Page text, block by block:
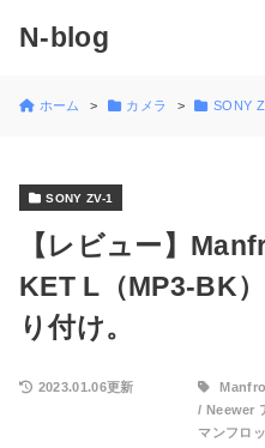
N-blog
ホーム カメラ SONY
SONY ZV-1
【レビュー】
KET L（MP3-BK
り付け。
2023.01.06更新
/ Neewer
マンフロ